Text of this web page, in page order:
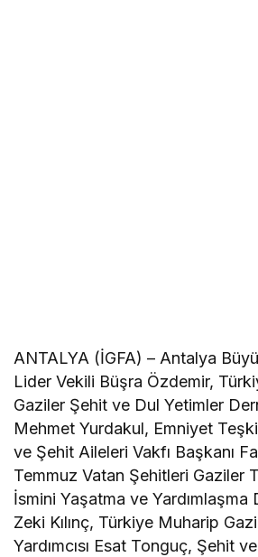
ANTALYA (İGFA) – Antalya
Lider Vekili Büşra Özdemir,
Gaziler Şehit ve Dul Yetimler
Mehmet Yurdakul, Emniyet
ve Şehit Aileleri Vakfı Başkanı
Temmuz Vatan Şehitleri Gaziler
İsmini Yaşatma ve Yardımlaşma
Zeki Kılınç, Türkiye Muharip
Yardımcısı Esat Tonguç, Şehit